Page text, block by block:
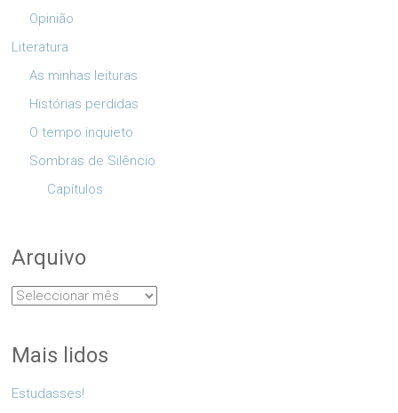
Opinião
Literatura
As minhas leituras
Histórias perdidas
O tempo inquieto
Sombras de Silêncio
Capítulos
Arquivo
Arquivo
Mais lidos
Estudasses!